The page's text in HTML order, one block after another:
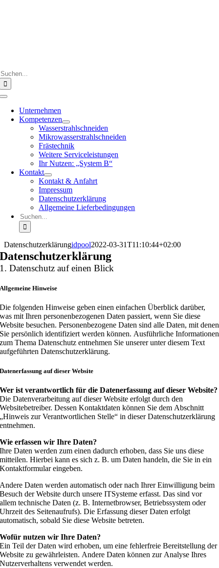
Toggle
NavigationUnternehmen
Kompetenzen
Wasserstrahlschneiden
Mikrowasserstrahlschneiden
Frästechnik
Weitere Serviceleistungen
Ihr Nutzen: „System B“
Kontakt
Kontakt & Anfahrt
Impressum
Datenschutzerklärung
Allgemeine Lieferbedingungen
Suche
nach:
Datenschutzerklärungidpool2022-03-31T11:10:44+02:00
Datenschutzerklärung
1. Datenschutz auf einen Blick
Allgemeine Hinweise
Die folgenden Hinweise geben einen einfachen Überblick darüber,
was mit Ihren personenbezogenen Daten passiert, wenn Sie diese
Website besuchen. Personenbezogene Daten sind alle Daten, mit denen
Sie persönlich identifiziert werden können. Ausführliche Informationen
zum Thema Datenschutz entnehmen Sie unserer unter diesem Text
aufgeführten Datenschutzerklärung.
Datenerfassung auf dieser Website
Wer ist verantwortlich für die Datenerfassung auf dieser Website?
Die Datenverarbeitung auf dieser Website erfolgt durch den
Websitebetreiber. Dessen Kontaktdaten können Sie dem Abschnitt
„Hinweis zur Verantwortlichen Stelle“ in dieser Datenschutzerklärung
entnehmen.
Wie erfassen wir Ihre Daten?
Ihre Daten werden zum einen dadurch erhoben, dass Sie uns diese
mitteilen. Hierbei kann es sich z. B. um Daten handeln, die Sie in ein
Kontaktformular eingeben.
Andere Daten werden automatisch oder nach Ihrer Einwilligung beim
Besuch der Website durch unsere ITSysteme erfasst. Das sind vor
allem technische Daten (z. B. Internetbrowser, Betriebssystem oder
Uhrzeit des Seitenaufrufs). Die Erfassung dieser Daten erfolgt
automatisch, sobald Sie diese Website betreten.
Wofür nutzen wir Ihre Daten?
Ein Teil der Daten wird erhoben, um eine fehlerfreie Bereitstellung der
Website zu gewährleisten. Andere Daten können zur Analyse Ihres
Nutzerverhaltens verwendet werden.